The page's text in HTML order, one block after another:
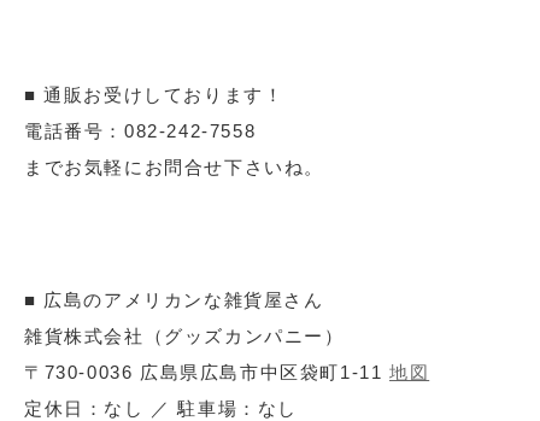
■ 通販お受けしております！
電話番号：082-242-7558
までお気軽にお問合せ下さいね。
■ 広島のアメリカンな雑貨屋さん
雑貨株式会社（グッズカンパニー）
〒730-0036 広島県広島市中区袋町1-11 地図
定休日：なし ／ 駐車場：なし